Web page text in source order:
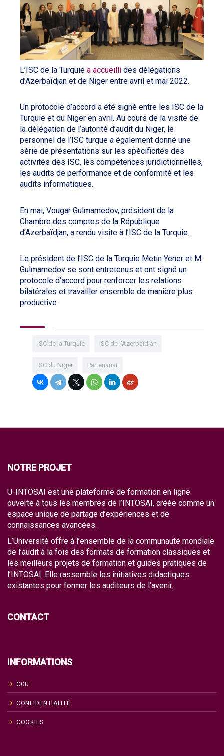
L’ISC de la Turquie a accueilli des délégations
d’Azerbaïdjan et de Niger entre avril et mai 2022.
Un protocole d’accord a été signé entre les ISC de la
Turquie et du Niger en avril. Au cours de la visite de
la délégation de l’autorité d’audit du Niger, le
personnel de l’ISC turque a également donné une
série de présentations sur les spécificités des
activités des ISC, les compétences juridictionnelles,
les audits de performance et de conformité et les
audits informatiques.
En mai, Vougar Gulmamedov, président de la
Chambre des comptes de la République
d’Azerbaïdjan, a rendu visite à l’ISC de la Turquie.
Le président de l’ISC de la Turquie Metin Yener et M.
Gulmamedov se sont entretenus et ont signé un
protocole d’accord pour renforcer les relations
bilatérales et travailler ensemble de manière plus
productive.
ISC de la Turquie ISC de l’Azerbaïdjan
ISC du Niger Partenariat
NOTRE PROJET
U-INTOSAI est une plateforme de formation en ligne
ouverte à tous les membres de l’INTOSAI, créée comme un
espace unique de partage d’expériences et de
connaissances avancées.
L’Université offre à l’ensemble de la communauté mondiale
de l’audit à la fois des formats de formation classiques et
les meilleurs projets de formation et guides pratiques de
l’INTOSAI. Elle rassemble les initiatives didactiques
existantes pour former les auditeurs de l’avenir.
CONTACT
INFORMATIONS
CGU
CONFIDENTIALITÉ
COOKIES